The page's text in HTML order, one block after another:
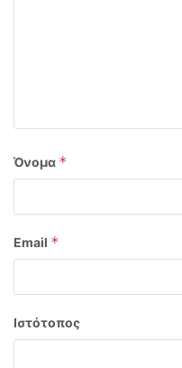
Όνομα *
Email *
Ιστότοπος